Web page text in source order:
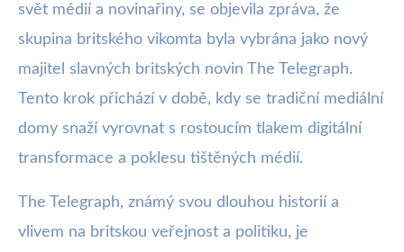
· 3 min čtení · Autor: Kristián Valenta
svět médií a novinařiny, se objevila zpráva, že
skupina britského vikomta byla vybrána jako nový
majitel slavných britských novin The Telegraph.
Tento krok přichází v době, kdy se tradiční mediální
domy snaží vyrovnat s rostoucím tlakem digitální
transformace a poklesu tištěných médií.
The Telegraph, známý svou dlouhou historií a
vlivem na britskou veřejnost a politiku, je